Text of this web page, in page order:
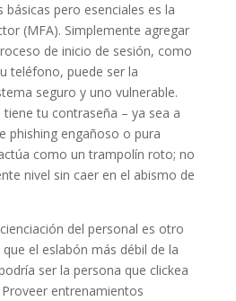
básicas pero esenciales es la
(MFA). Simplemente agregar
de inicio de sesión, como
teléfono, puede ser la
seguro y uno vulnerable.
tu contraseña – ya sea a
phishing engañoso o pura
como un trampolín roto; no
nivel sin caer en el abismo de
del personal es otro
el eslabón más débil de la
ser la persona que clickea
entrenamientos